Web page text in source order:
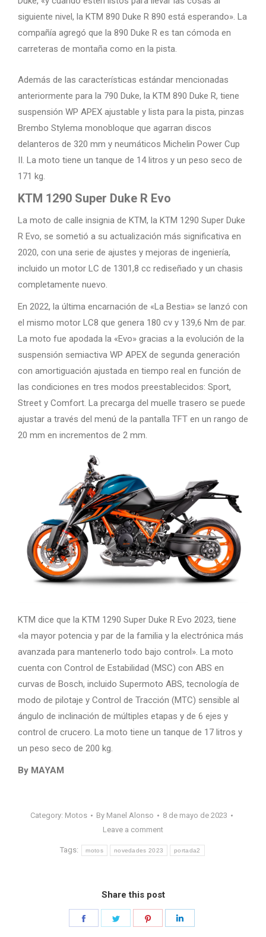
siguiente nivel, la KTM 890 Duke R 890 está esperando». La
compañía agregó que la 890 Duke R es tan cómoda en
carreteras de montaña como en la pista.
Además de las características estándar mencionadas
anteriormente para la 790 Duke, la KTM 890 Duke R, tiene
suspensión WP APEX ajustable y lista para la pista, pinzas
Brembo Stylema monobloque que agarran discos
delanteros de 320 mm y neumáticos Michelin Power Cup
II. La moto tiene un tanque de 14 litros y un peso seco de
171 kg.
KTM 1290 Super Duke R Evo
La moto de calle insignia de KTM, la KTM 1290 Super Duke
R Evo, se sometió a su actualización más significativa en
2020, con una serie de ajustes y mejoras de ingeniería,
incluido un motor LC de 1301,8 cc rediseñado y un chasis
completamente nuevo.
En 2022, la última encarnación de «La Bestia» se lanzó con
el mismo motor LC8 que genera 180 cv y 139,6 Nm de par.
La moto fue apodada la «Evo» gracias a la evolución de la
suspensión semiactiva WP APEX de segunda generación
con amortiguación ajustada en tiempo real en función de
las condiciones en tres modos preestablecidos: Sport,
Street y Comfort. La precarga del muelle trasero se puede
ajustar a través del menú de la pantalla TFT en un rango de
20 mm en incrementos de 2 mm.
KTM dice que la KTM 1290 Super Duke R Evo 2023, tiene
«la mayor potencia y par de la familia y la electrónica más
avanzada para mantenerlo todo bajo control». La moto
cuenta con Control de Estabilidad (MSC) con ABS en
curvas de Bosch, incluido Supermoto ABS, tecnología de
modo de pilotaje y Control de Tracción (MTC) sensible al
ángulo de inclinación de múltiples etapas y de 6 ejes y
control de crucero. La moto tiene un tanque de 17 litros y
un peso seco de 200 kg.
By MAYAM
Category: Motos By Manel Alonso
8 de mayo de 2023
Leave a comment
Tags: motos novedades 2023 portada2
Share this post